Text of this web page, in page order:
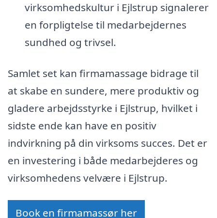
virksomhedskultur i Ejlstrup signalerer
en forpligtelse til medarbejdernes
sundhed og trivsel.
Samlet set kan firmamassage bidrage til
at skabe en sundere, mere produktiv og
gladere arbejdsstyrke i Ejlstrup, hvilket i
sidste ende kan have en positiv
indvirkning på din virksoms succes. Det er
en investering i både medarbejderes og
virksomhedens velvære i Ejlstrup.
Book en firmamassør her